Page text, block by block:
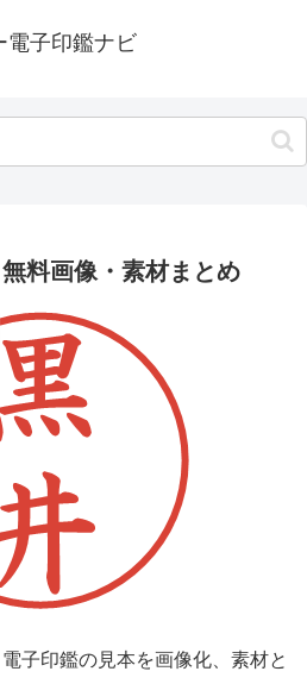
電子印鑑ナビ
料画像・素材まとめ
子印鑑の見本を画像化、素材と